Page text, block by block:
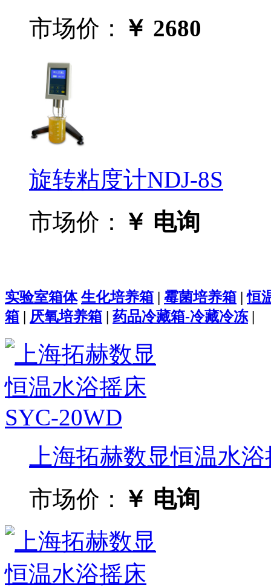
市场价：
￥ 2680
旋转粘度计NDJ-8S
市场价：
￥ 电询
实验室箱体 生化培养箱 霉菌培养箱 |恒
箱
厌氧培养箱 药品冷藏箱-冷藏冷冻|
上海拓赫数显恒温水
市场价：
￥ 电询